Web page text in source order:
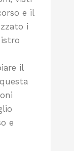
e il
i
il
e